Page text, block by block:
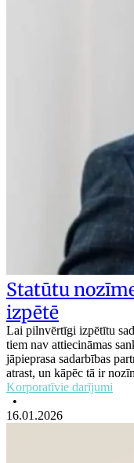
Statūtu
izpētē
Lai pilnvērtīgi izpētītu
tiem nav attiecināmas
jāpieprasa sadarbības
atrast, un kāpēc tā ir
Korporatīvie darījumi
•
16.01.2026